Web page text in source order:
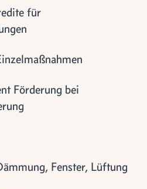
für
Förderung bei
Fenster, Lüftung